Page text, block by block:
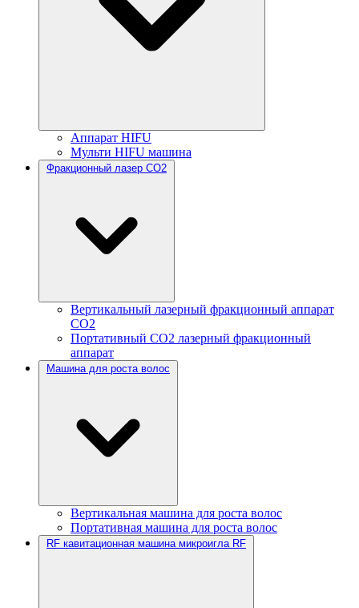
Аппарат HIFU
Мульти HIFU машина
Фракционный лазер CO2
Вертикальный лазерный фракционный аппарат
CO2
Портативный CO2 лазерный фракционный
аппарат
Машина для роста волос
Вертикальная машина для роста волос
Портативная машина для роста волос
RF кавитационная машина микроигла RF